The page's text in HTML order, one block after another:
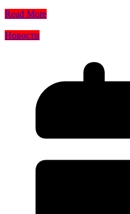
Read More
Новости